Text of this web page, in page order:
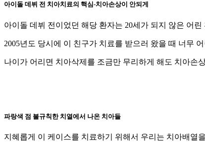
아이돌 데뷔 전 치아치료의 핵심-치아손상이 안되게
아이돌 데뷔 전이었던 해당 환자는 20세가 되지 않은 어
2005년도 당시에 이 친구가 치료를 받으러 왔을 때 너무
나이가 어리면 치아삭제를 조금만 무리하게 해도 치아손
파랑색 점 불규칙한 치열에서 나온 치아들
지혜롭게 이 케이스를 치료하기 위해서 우리는 치아배열